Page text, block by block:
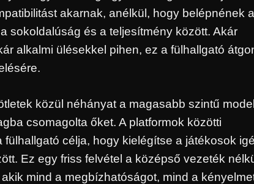
akarnak, anélkül, hogy belépnének
sokoldalúság és a teljesítmény között. Akár
alkalmi ülésekkel pihen, ez a fülhallgató
közül néhányat a magasabb szintű
csomagolta őket. A platformok közötti
célja, hogy kielégítse a játékosok
Ez egy friss felvétel a középső vezeték
mind a megbízhatóságot, mind a